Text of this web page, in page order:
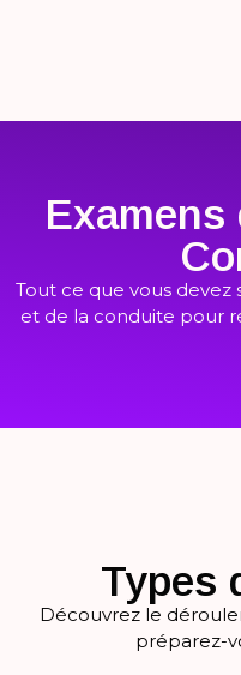
Examens
Tout ce que vous devez
et de la conduite pour
Types
Découvrez le
préparez-